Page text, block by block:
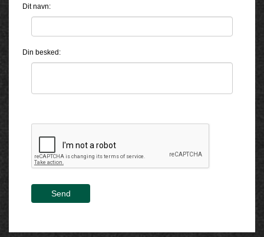
Dit navn:
Din besked:
Send